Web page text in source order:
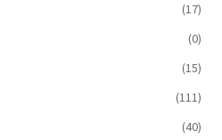
(17)
(0)
(15)
(111)
(40)